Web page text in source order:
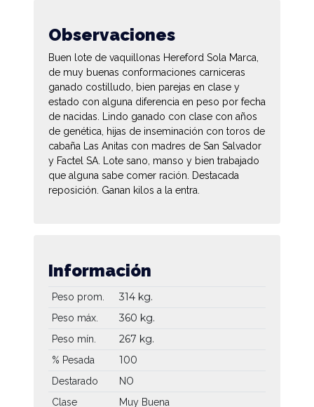
Observaciones
Buen lote de vaquillonas Hereford Sola Marca,
de muy buenas conformaciones carniceras
ganado costilludo, bien parejas en clase y
estado con alguna diferencia en peso por fecha
de nacidas. Lindo ganado con clase con años
de genética, hijas de inseminación con toros de
cabaña Las Anitas con madres de San Salvador
y Factel SA. Lote sano, manso y bien trabajado
que alguna sabe comer ración. Destacada
reposición. Ganan kilos a la entra.
Información
Peso prom. 314 kg.
Peso máx. 360 kg.
Peso mín. 267 kg.
% Pesada 100
Destarado
NO
Clase
Muy Buena